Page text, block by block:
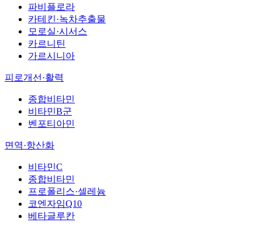
파비플로라
카테킨·녹차추출물
모로실·시서스
카르니틴
가르시니아
피로개선·활력
종합비타민
비타민B군
벤포티아민
면역·항산화
비타민C
종합비타민
프로폴리스·셀레늄
코엔자임Q10
베타글루칸